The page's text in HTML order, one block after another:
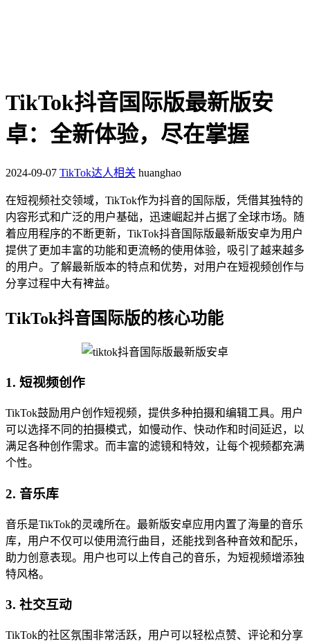
TikTok抖音国际版最新版安
卓：全新体验，尽在掌握
2024-09-07 TikTok达人相关 huanghao
在短视频社交领域，TikTok作为抖音的国际版，凭借其独特的
内容形式和广泛的用户基础，迅速崛起并占据了全球市场。随
着应用程序的不断更新，TikTok抖音国际版最新版安卓为用户
提供了更加丰富的功能和更流畅的使用体验，吸引了越来越多
的用户。了解最新版本的特点和优势，对用户在短视频创作与
分享过程中大有裨益。
TikTok抖音国际版的核心功能
1. 短视频创作
TikTok鼓励用户创作短视频，提供多种拍摄和编辑工具。用户
可以选择不同的拍摄模式，如慢动作、快动作和时间延迟，以
满足各种创作需求。而丰富的滤镜和特效，让每个视频都充满
个性。
2. 音乐库
音乐是TikTok的灵魂所在。最新版安卓应用内置了海量的音乐
库，用户不仅可以使用流行曲目，还能找到各种音效和配乐，
助力创意表现。用户也可以上传自己的音乐，为短视频增添独
特风格。
3. 社交互动
TikTok的社区氛围非常活跃，用户可以轻松点赞、评论和分享